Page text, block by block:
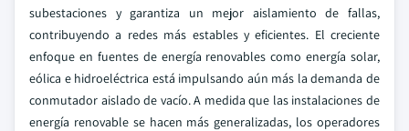
subestaciones y garantiza un mejor aislamiento de fallas,
contribuyendo a redes más estables y eficientes. El creciente
enfoque en fuentes de energía renovables como energía solar,
eólica e hidroeléctrica está impulsando aún más la demanda de
conmutador aislado de vacío. A medida que las instalaciones de
energía renovable se hacen más generalizadas, los operadores